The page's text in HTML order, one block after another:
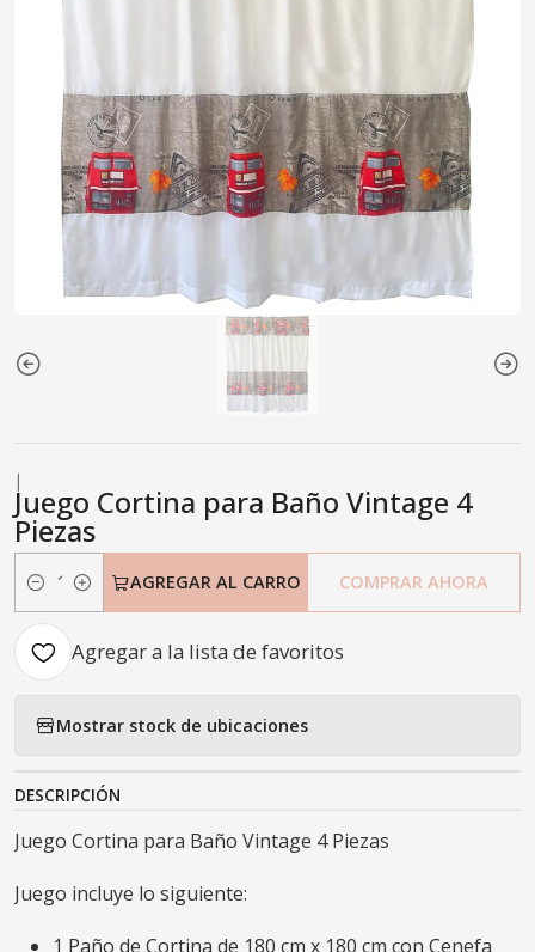
|
Juego Cortina para Baño Vintage 4
Piezas
Cantidad
AGREGAR AL CARRO COMPRAR AHORA
Agregar a la lista de favoritos
Mostrar stock de ubicaciones
DESCRIPCIÓN
Juego Cortina para Baño Vintage 4 Piezas
Juego incluye lo siguiente:
1 Paño de Cortina de 180 cm x 180 cm con Cenefa